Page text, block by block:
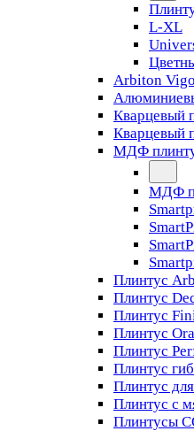
L-XL
Arbiton Vigo
Кварцевый
Кварцевый
МДФ
МДФ
Плинтус
Плинтус
Плинтус
Плинтус
Плинтус
Плинтус
Плинтус
Плинтус с
Плинтусы